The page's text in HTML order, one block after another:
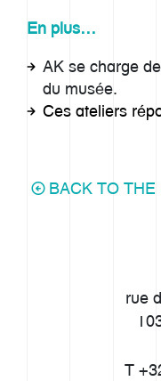
En plus…
AK se charge
du musée.
Ces ateliers
BACK TO THE
rue
T